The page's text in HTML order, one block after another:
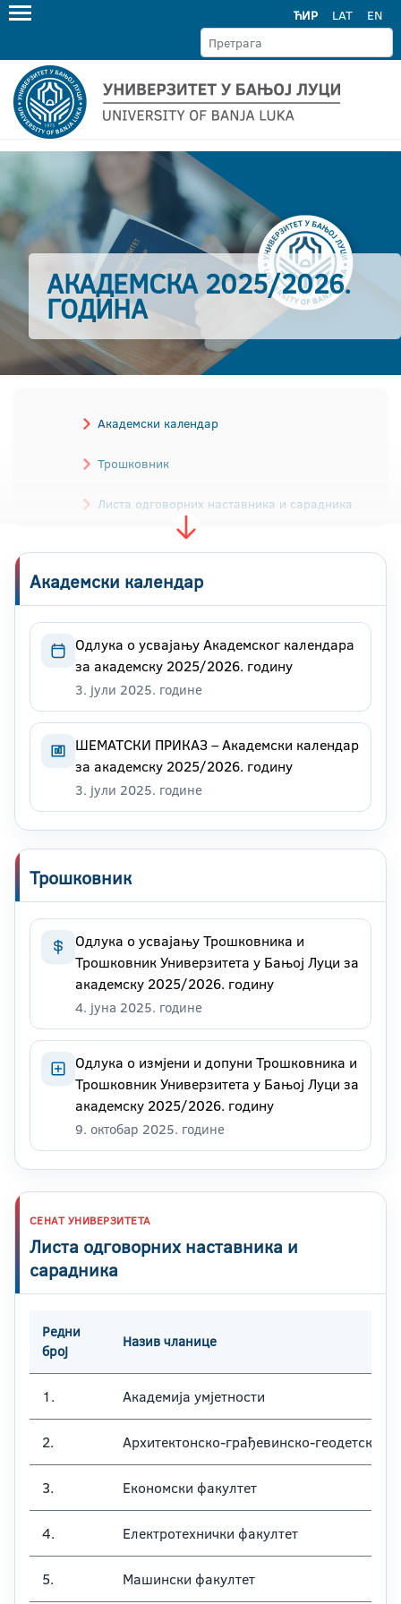
ЋИР LAT EN
АКАДЕМСКА 2025/2026.
ГОДИНА
Академски календар
Трошковник
Листа одговорних наставника и сарадника
Академски календар
Одлука о усвајању Академског календара
за академску 2025/2026. годину
3. јули 2025. године
ШЕМАТСКИ ПРИКАЗ – Академски календар
за академску 2025/2026. годину
3. јули 2025. године
Трошковник
Одлука о усвајању Трошковника и
Трошковник Универзитета у Бањој Луци за
академску 2025/2026. годину
4. јуна 2025. године
Одлука о измјени и допуни Трошковника и
Трошковник Универзитета у Бањој Луци за
академску 2025/2026. годину
9. октобар 2025. године
СЕНАТ УНИВЕРЗИТЕТА
Листа одговорних наставника и
сарадника
Редни
број
Назив чланице
1. Академија умјетности
2. Архитектонско-грађевинско-геодетски
3. Економски факултет
4. Електротехнички факултет
5. Машински факултет